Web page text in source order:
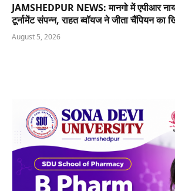
JAMSHEDPUR NEWS: मानगो में एपीआर
टूर्नामेंट संपन्न, राहत ब्वॉयज ने जीता चैंपियन का
August 5, 2026